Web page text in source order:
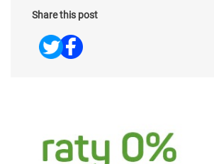
Share this post